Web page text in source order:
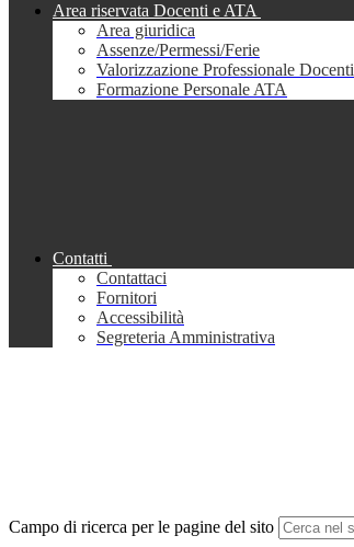
Area riservata Docenti e ATA
Area giuridica
Assenze/Permessi/Ferie
Valorizzazione Professionale Docenti
Formazione Personale ATA
Contatti
Contattaci
Fornitori
Accessibilità
Segreteria Amministrativa
Campo di ricerca per le pagine del sito